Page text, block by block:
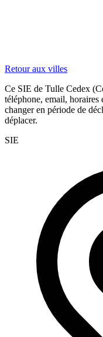
Retour aux villes
Ce SIE de Tulle Cedex
téléphone, email, horaires
changer en période de
déplacer.
SIE